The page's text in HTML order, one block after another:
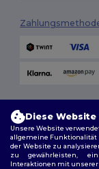
Diese
Unsere Website
allgemeine Funktionalität
der Website zu
zu gewährleisten,
Interaktionen mit unserer